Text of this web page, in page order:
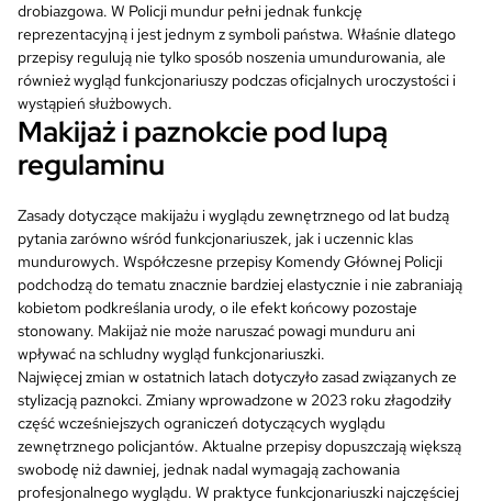
drobiazgowa. W Policji mundur pełni jednak funkcję
reprezentacyjną i jest jednym z symboli państwa. Właśnie dlatego
przepisy regulują nie tylko sposób noszenia umundurowania, ale
również wygląd funkcjonariuszy podczas oficjalnych uroczystości i
wystąpień służbowych.
Makijaż i paznokcie pod lupą
regulaminu
Zasady dotyczące makijażu i wyglądu zewnętrznego od lat budzą
pytania zarówno wśród funkcjonariuszek, jak i uczennic klas
mundurowych. Współczesne przepisy Komendy Głównej Policji
podchodzą do tematu znacznie bardziej elastycznie i nie zabraniają
kobietom podkreślania urody, o ile efekt końcowy pozostaje
stonowany. Makijaż nie może naruszać powagi munduru ani
wpływać na schludny wygląd funkcjonariuszki.
Najwięcej zmian w ostatnich latach dotyczyło zasad związanych ze
stylizacją paznokci. Zmiany wprowadzone w 2023 roku złagodziły
część wcześniejszych ograniczeń dotyczących wyglądu
zewnętrznego policjantów. Aktualne przepisy dopuszczają większą
swobodę niż dawniej, jednak nadal wymagają zachowania
profesjonalnego wyglądu. W praktyce funkcjonariuszki najczęściej